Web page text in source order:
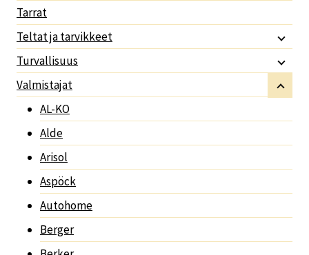
Tarrat
Teltat ja tarvikkeet
Turvallisuus
Valmistajat
AL-KO
Alde
Arisol
Aspöck
Autohome
Berger